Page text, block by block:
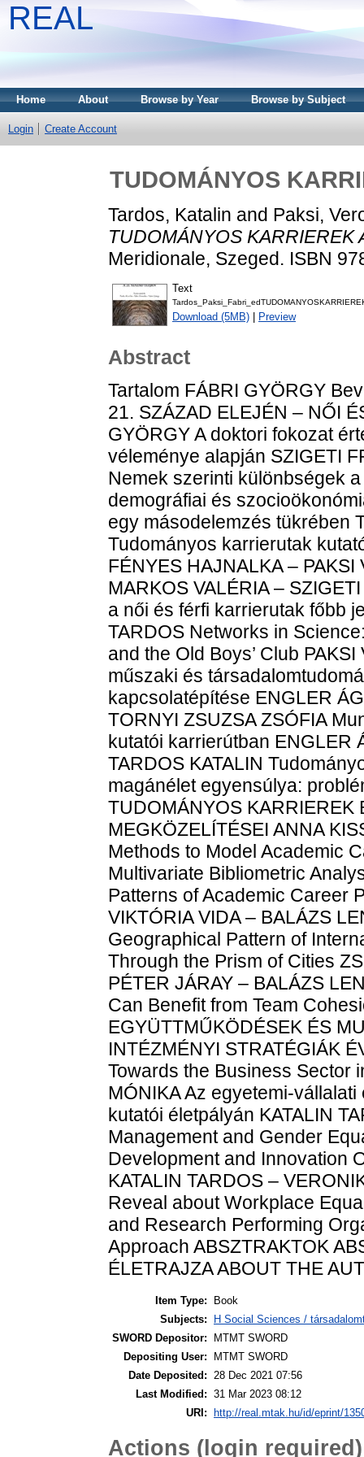
REAL
Home About Browse by Year Browse by Subject
Login Create Account
TUDOMÁNYOS
Tardos, Katalin and Paksi,
TUDOMÁNYOS KARRIEREK
Meridionale, Szeged. ISBN
Text
Download (5MB) Preview
Abstract
Tartalom FÁBRI GYÖRGY
21. SZÁZAD ELEJÉN – NŐI
GYÖRGY A doktori fokozat
véleménye alapján SZIGETI
Nemek szerinti különbségek
demográfiai és
egy másodelemzés tükrében
Tudományos karrierutak
FÉNYES HAJNALKA –
MARKOS VALÉRIA –
a női és férfi karrierutak főbb
TARDOS Networks in
and the Old Boys’ Club
műszaki és
kapcsolatépítése ENGLER
TORNYI ZSUZSA ZSÓFIA
kutatói karrierútban ENGLER
TARDOS KATALIN
magánélet egyensúlya:
TUDOMÁNYOS KARRIEREK
MEGKÖZELÍTÉSEI ANNA
Methods to Model Academic
Multivariate Bibliometric
Patterns of Academic Career
VIKTÓRIA VIDA – BALÁZS
Geographical Pattern of
Through the Prism of Cities
PÉTER JÁRAY – BALÁZS
Can Benefit from Team
EGYÜTTMŰKÖDÉSEK ÉS
INTÉZMÉNYI STRATÉGIÁK
Towards the Business Sector
MÓNIKA Az egyetemi-
kutatói életpályán KATALIN
Management and Gender
Development and Innovation
KATALIN TARDOS –
Reveal about Workplace
and Research Performing
Approach ABSZTRAKTOK
ÉLETRAJZA ABOUT THE
Item Type:
Book
Subjects:
H Social Sciences /
SWORD Depositor:
MTMT SWORD
Depositing User:
MTMT SWORD
Date Deposited:
28 Dec 2021 07:56
Last Modified: 31 Mar 2023 08:12
URI: http://real.mtak.hu/id/eprint/
Actions (login required)